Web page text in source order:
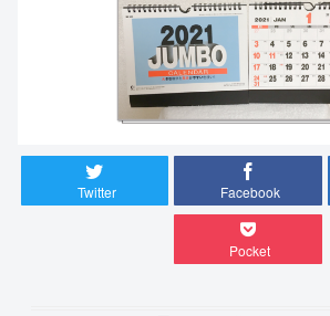
Twitter Facebook
Pocket